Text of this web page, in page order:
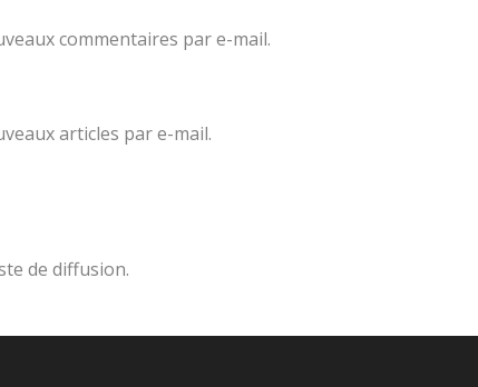
commentaires par e-mail.
articles par e-mail.
de diffusion.